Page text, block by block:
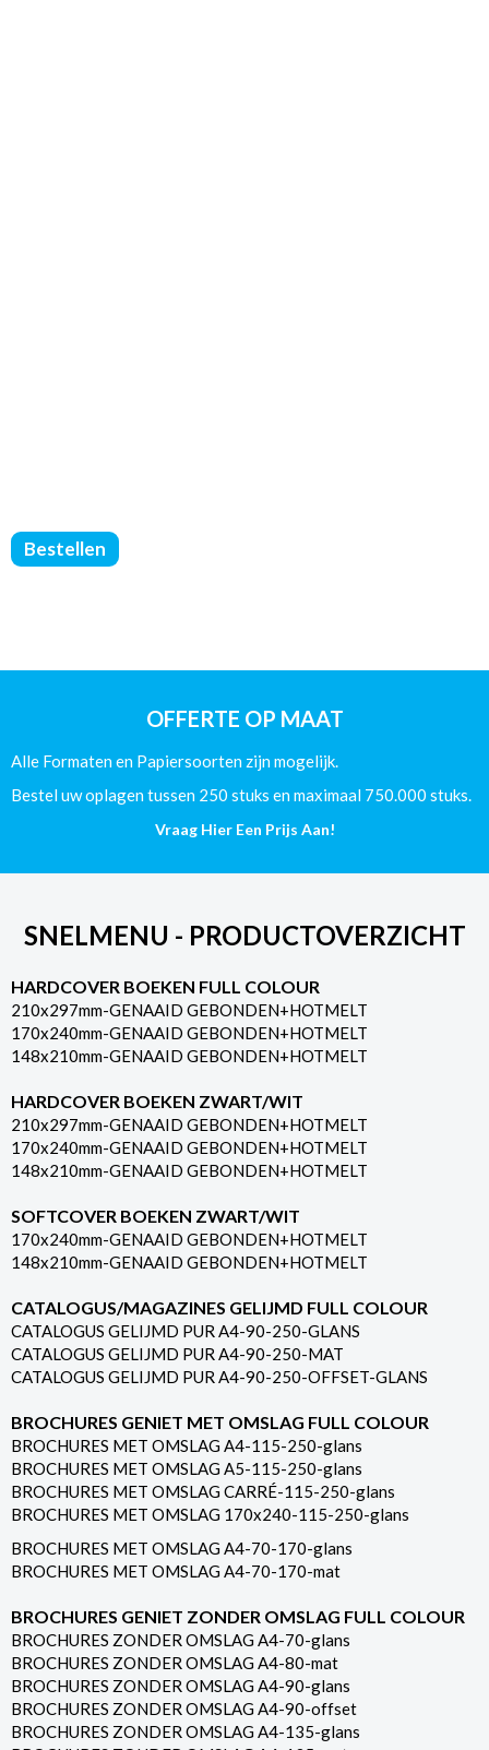
FLYERS
-
Bestellen
OFFERTE OP MAAT
Alle Formaten en Papiersoorten zijn mogelijk.
Bestel uw oplagen tussen 250 stuks en maximaal 750.000 stuks.
Vraag Hier Een Prijs Aan!
SNELMENU - PRODUCTOVERZICHT
HARDCOVER BOEKEN FULL COLOUR
210x297mm-GENAAID GEBONDEN+HOTMELT
170x240mm-GENAAID GEBONDEN+HOTMELT
148x210mm-GENAAID GEBONDEN+HOTMELT
HARDCOVER BOEKEN ZWART/WIT
210x297mm-GENAAID GEBONDEN+HOTMELT
170x240mm-GENAAID GEBONDEN+HOTMELT
148x210mm-GENAAID GEBONDEN+HOTMELT
SOFTCOVER BOEKEN ZWART/WIT
170x240mm-GENAAID GEBONDEN+HOTMELT
148x210mm-GENAAID GEBONDEN+HOTMELT
CATALOGUS/MAGAZINES GELIJMD FULL COLOUR
CATALOGUS GELIJMD PUR A4-90-250-GLANS
CATALOGUS GELIJMD PUR A4-90-250-MAT
CATALOGUS GELIJMD PUR A4-90-250-OFFSET-GLANS
BROCHURES GENIET MET OMSLAG FULL COLOUR
BROCHURES MET OMSLAG A4-115-250-glans
BROCHURES MET OMSLAG A5-115-250-glans
BROCHURES MET OMSLAG CARRÉ-115-250-glans
BROCHURES MET OMSLAG 170x240-115-250-glans
BROCHURES MET OMSLAG A4-70-170-glans
BROCHURES MET OMSLAG A4-70-170-mat
BROCHURES GENIET ZONDER OMSLAG FULL COLOUR
BROCHURES ZONDER OMSLAG A4-70-glans
BROCHURES ZONDER OMSLAG A4-80-mat
BROCHURES ZONDER OMSLAG A4-90-glans
BROCHURES ZONDER OMSLAG A4-90-offset
BROCHURES ZONDER OMSLAG A4-135-glans